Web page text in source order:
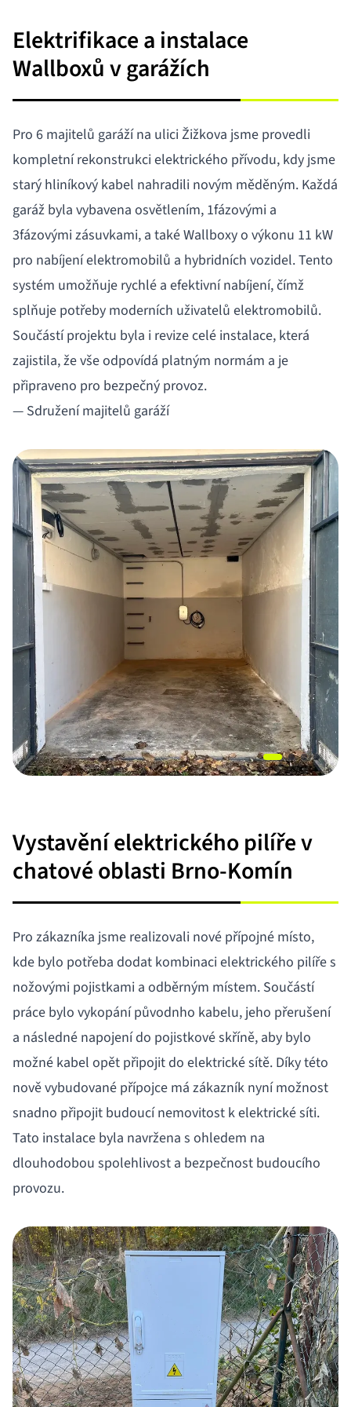
3
Elektrifikace a instalace
Wallboxů v garážích
Pro 6 majitelů garáží na ulici Žižkova jsme provedli
kompletní rekonstrukci elektrického přívodu, kdy jsme
starý hliníkový kabel nahradili novým měděným. Každá
garáž byla vybavena osvětlením, 1fázovými a
3fázovými zásuvkami, a také Wallboxy o výkonu 11 kW
pro nabíjení elektromobilů a hybridních vozidel. Tento
systém umožňuje rychlé a efektivní nabíjení, čímž
splňuje potřeby moderních uživatelů elektromobilů.
Součástí projektu byla i revize celé instalace, která
zajistila, že vše odpovídá platným normám a je
připraveno pro bezpečný provoz.
— Sdružení majitelů garáží
4
Vystavění elektrického pilíře v
chatové oblasti Brno-Komín
Pro zákazníka jsme realizovali nové přípojné místo,
kde bylo potřeba dodat kombinaci elektrického pilíře s
nožovými pojistkami a odběrným místem. Součástí
práce bylo vykopání původnho kabelu, jeho přerušení
a následné napojení do pojistkové skříně, aby bylo
možné kabel opět připojit do elektrické sítě. Díky této
nově vybudované přípojce má zákazník nyní možnost
snadno připojit budoucí nemovitost k elektrické síti.
Tato instalace byla navržena s ohledem na
dlouhodobou spolehlivost a bezpečnost budoucího
provozu.